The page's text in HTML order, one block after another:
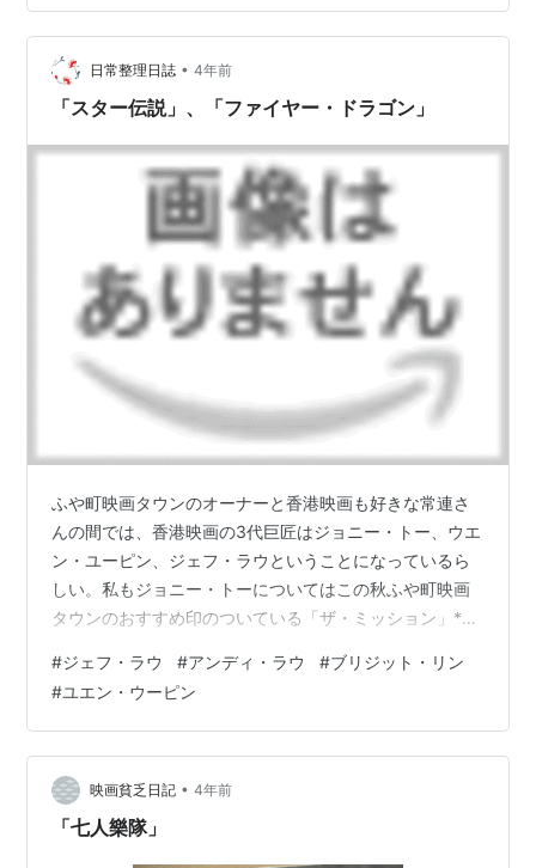
観なくても大丈夫とのことで、ふや町映画タウンのおす
すめである外伝（１９９３ ユエン・ウーピン監督）を鑑
賞。外伝には少年時代のウォン・フェイホンが登場。ま
じめな武闘家＋漢方薬売りであるウォン・フェイホンの
日常整理日誌 • 4年前
「スター伝説」、「ファイヤー・ドラゴン」
ふや町映画タウンのオーナーと香港映画も好きな常連さ
んの間では、香港映画の3代巨匠はジョニー・トー、ウエ
ン・ユーピン、ジェフ・ラウということになっているら
しい。私もジョニー・トーについてはこの秋ふや町映画
タウンのおすすめ印のついている「ザ・ミッション」*1
るきっかけになったし、先述の常連さんもやはりその二
本が決め手になったらしい。で、とりあえずおすすめ印
に従って観てみるのがいいかなということで、ジェフ・
ラウ監督の「スター伝説」（１９９３）とウエン・ユー
ピン監督の「ファイヤー・ドラゴン」（１９９４）を鑑
賞。 ジェフ・ラウ監督は「バンパイア・コッ…
#ジェフ・ラウ #アンディ・ラウ #ブリジット・リン
#ユエン・ウーピン
映画貧乏日記 • 4年前
「七人樂隊」